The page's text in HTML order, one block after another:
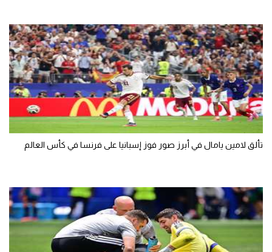
تألق لامين يامال في أبرز صور فوز إسبانيا على فرنسا في كأس العالم